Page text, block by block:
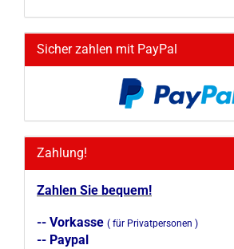
Sicher zahlen mit PayPal
Zahlung!
Zahlen Sie bequem!
-- Vorkasse ( für Privatpersonen )
-- Paypal